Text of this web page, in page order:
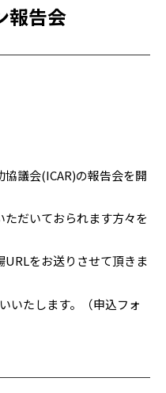
報告会
議会(ICAR)の報告会を開
だいておられます方々を
をお送りさせて頂きま
いたします。（申込フォ